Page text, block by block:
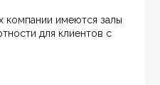
компании имеются залы
для клиентов с